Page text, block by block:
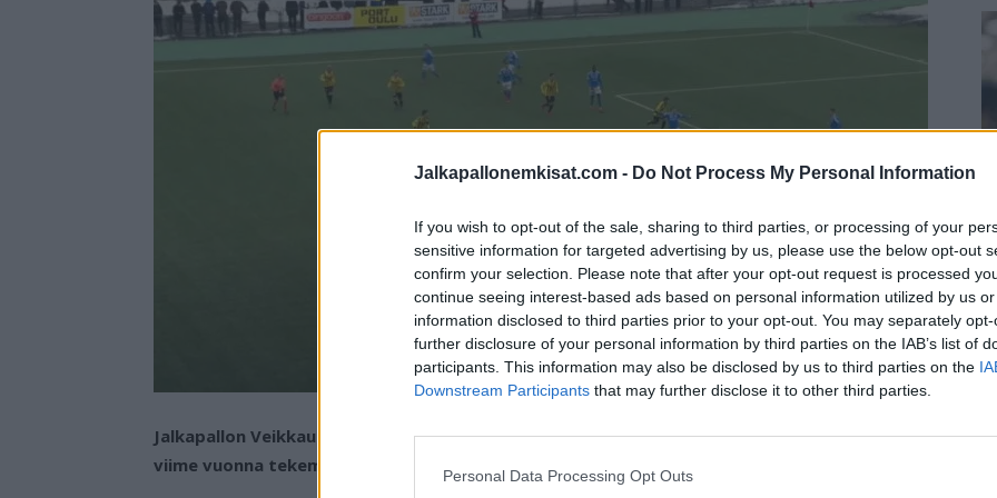
Jalkapallonemkisat.com - Do Not Process My Personal Information
If you wish to opt-out of the sale, sharing to third parties, or processing of your
sensitive information for targeted advertising by us, please use the below opt-out
confirm your selection. Please note that after your opt-out request is processed
continue seeing interest-based ads based on personal information utilized by us
information disclosed to third parties prior to your opt-out. You may separately
further disclosure of your personal information by third parties on the IAB’s list of
participants. This information may also be disclosed by us to third parties on the
Downstream Participants that may further disclose it to other third parties.
Personal Data Processing Opt Outs
Jalkapallon Veikkausliigassa pelaava FC Honka on kertonut verkkosivuillaan taustayhtiönsä
viime vuonna tekemistä miljoonatappioista julkaisemallatilinpäätöksen